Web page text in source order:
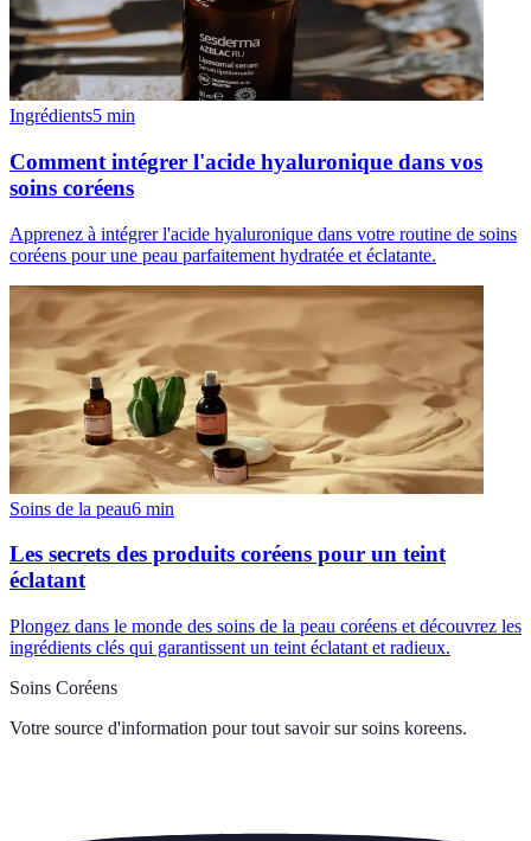
Ingrédients5 min
Comment intégrer l'acide hyaluronique dans vos
soins coréens
Apprenez à intégrer l'acide hyaluronique dans votre routine de soins
coréens pour une peau parfaitement hydratée et éclatante.
Soins de la peau6 min
Les secrets des produits coréens pour un teint
éclatant
Plongez dans le monde des soins de la peau coréens et découvrez les
ingrédients clés qui garantissent un teint éclatant et radieux.
Soins Coréens
Votre source d'information pour tout savoir sur soins koreens.